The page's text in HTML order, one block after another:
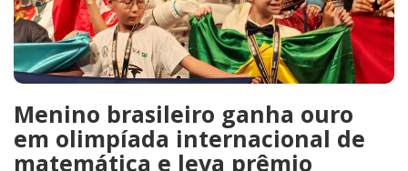
Menino brasileiro ganha ouro
em olimpíada internacional de
matemática e leva prêmio